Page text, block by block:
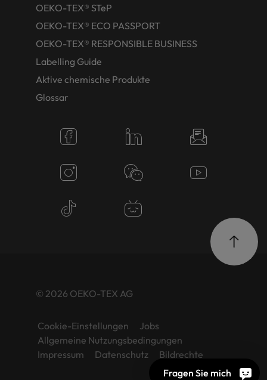
OEKO-TEX® STeP
OEKO-TEX® ECO PASSPORT
OEKO-TEX® RESPONSIBLE BUSINESS
Labelling Guide
Aktive chemische Produkte
Glossar
© 2026 OEKO-TEX AG
Cookie-Einstellungen
Jobs
Allgemeine Nutzungsbedingungen
Impressum
Datenschutz
Bildrechte
Fragen Sie mich